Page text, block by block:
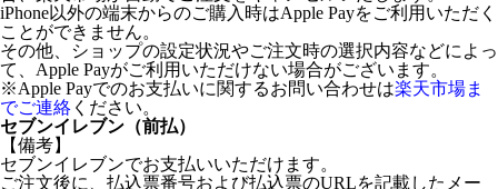
iPhone以外の端末からのご購入時はApple Payをご利用いただく
ことができません。
その他、ショップの設定状況やご注文時の選択内容などによっ
て、Apple Payがご利用いただけない場合がございます。
※Apple Payでのお支払いに関するお問い合わせは楽天市場ま
でご連絡 ください。
セブンイレブン（前払）
【備考】
セブンイレブンでお支払いいただけます。
ご注文後に、払込票番号および払込票のURLを記載したメー